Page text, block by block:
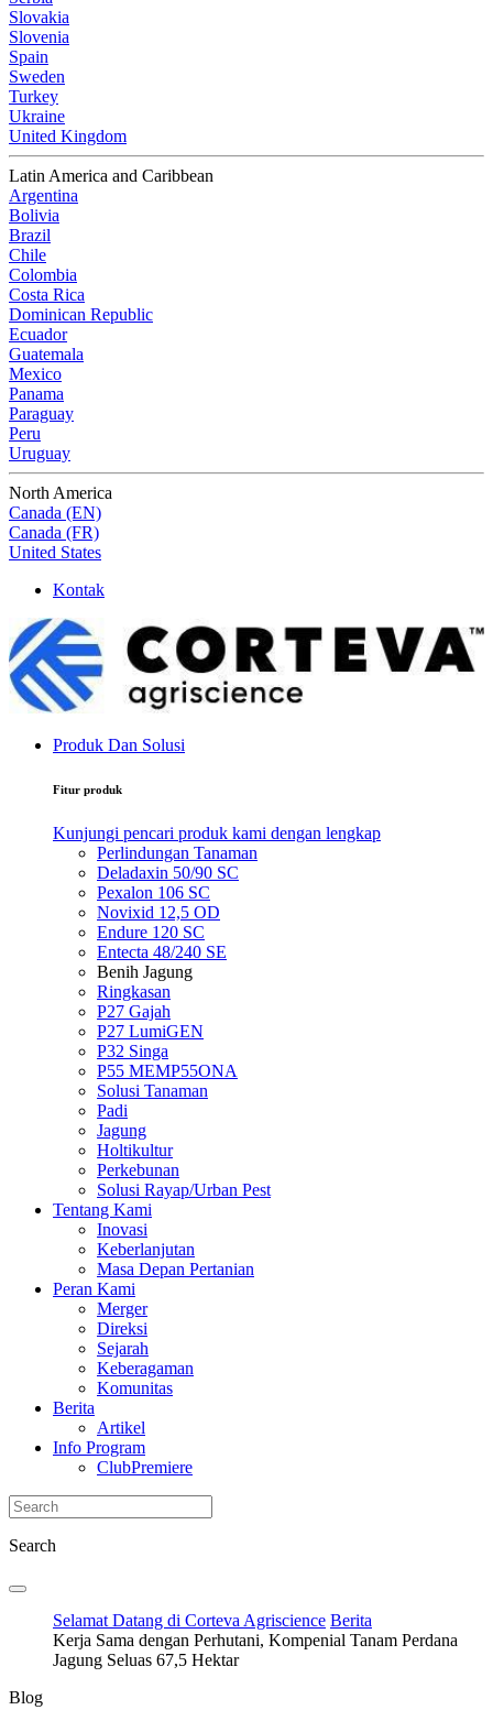
Slovakia
Slovenia
Spain
Sweden
Turkey
Ukraine
United Kingdom
Latin America and Caribbean
Argentina
Bolivia
Brazil
Chile
Colombia
Costa Rica
Dominican Republic
Ecuador
Guatemala
Mexico
Panama
Paraguay
Peru
Uruguay
North America
Canada (EN)
Canada (FR)
United States
Kontak
Produk Dan Solusi
Fitur produk
Kunjungi pencari produk kami dengan lengkap
Perlindungan Tanaman
Deladaxin 50/90 SC
Pexalon 106 SC
Novixid 12,5 OD
Endure 120 SC
Entecta 48/240 SE
Benih Jagung
Ringkasan
P27 Gajah
P27 LumiGEN
P32 Singa
P55 MEMP55ONA
Solusi Tanaman
Padi
Jagung
Holtikultur
Perkebunan
Solusi Rayap/Urban Pest
Tentang Kami
Inovasi
Keberlanjutan
Masa Depan Pertanian
Peran Kami
Merger
Direksi
Sejarah
Keberagaman
Komunitas
Berita
Artikel
Info Program
ClubPremiere
Search
Selamat Datang di Corteva Agriscience Berita
Kerja Sama dengan Perhutani, Kompenial Tanam Perdana
Jagung Seluas 67,5 Hektar
Blog